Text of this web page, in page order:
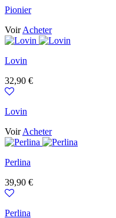
Pionier
VoirAcheter
Lovin
Prix
32,90 €
Lovin
VoirAcheter
Perlina
Prix
39,90 €
Perlina